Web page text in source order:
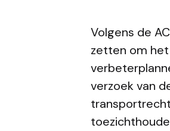
Volgens de
zetten om
verzoek van